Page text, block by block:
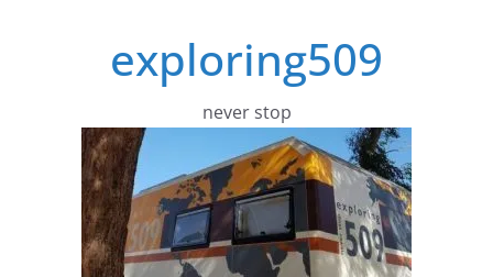
exploring509
never stop